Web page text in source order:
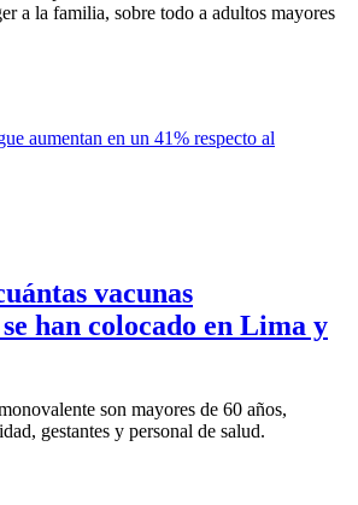
a la familia, sobre todo a adultos mayores
vacunas
han colocado en Lima y
son mayores de 60 años,
gestantes y personal de salud.